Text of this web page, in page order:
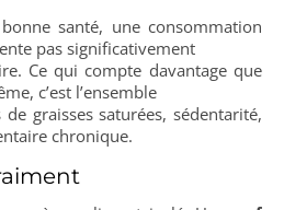
santé, une consommation
pas significativement
Ce qui compte davantage que
c’est l’ensemble
graisses saturées, sédentarité,
chronique.